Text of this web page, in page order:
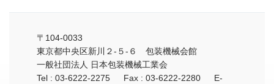
〒104-0033
東京都中央区新川２‐５‐６ 包装機械会館
一般社団法人 日本包装機械工業会
Tel : 03-6222-2275 Fax : 03-6222-2280 E-